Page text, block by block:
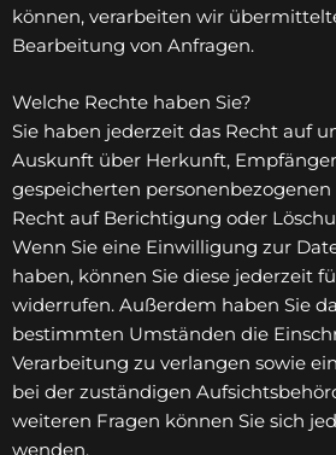
können, verarbeiten wir
Bearbeitung von Anfragen.
Welche Rechte haben Sie?
Sie haben jederzeit das Recht auf
Auskunft über Herkunft,
gespeicherten personenbezogenen
Recht auf Berichtigung oder
Wenn Sie eine Einwilligung zur
haben, können Sie diese jederzeit
widerrufen. Außerdem haben Sie
bestimmten Umständen die
Verarbeitung zu verlangen sowie
bei der zuständigen
weiteren Fragen können Sie sich
wenden.